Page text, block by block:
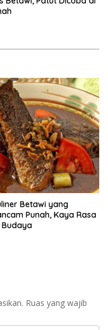
Betawi yang
Punah, Kaya Rasa
Ruas yang wajib